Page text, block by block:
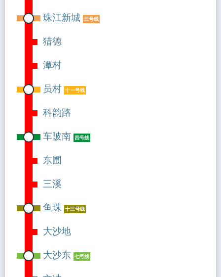
珠江新城 三号线
猎德
潭村
员村 十一号线
科韵路
车陂南
四号线
东圃
三溪
鱼珠
十三号线
大沙地
大沙东 七号线